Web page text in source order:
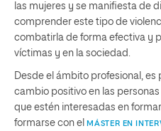
las mujeres y se manifiesta de
comprender este tipo de
combatirla de forma efectiva y
víctimas y en la sociedad.
Desde el ámbito profesional,
cambio positivo en las
que estén interesadas en
formarse con el
MÁSTER EN